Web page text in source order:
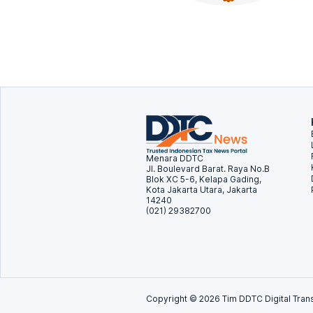
Menara DDTC
Jl. Boulevard Barat. Raya No.B
Blok XC 5-6, Kelapa Gading,
Kota Jakarta Utara, Jakarta
14240
(021) 29382700
Copyright © 2026 Tim DDTC Digital